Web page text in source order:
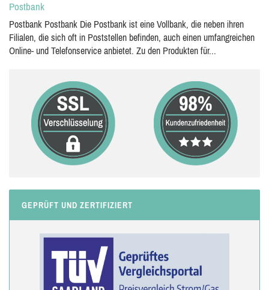
Postbank
Postbank Postbank Die Postbank ist eine Vollbank, die neben ihren
Filialen, die sich oft in Poststellen befinden, auch einen umfangreichen
Online- und Telefonservice anbietet. Zu den Produkten für...
GEPRÜFT UND ZERTIFIZIERT